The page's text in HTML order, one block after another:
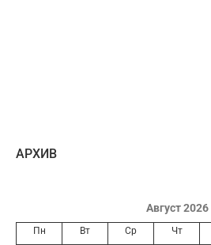
AРХИВ
Август 2026
Пн Вт Ср Чт